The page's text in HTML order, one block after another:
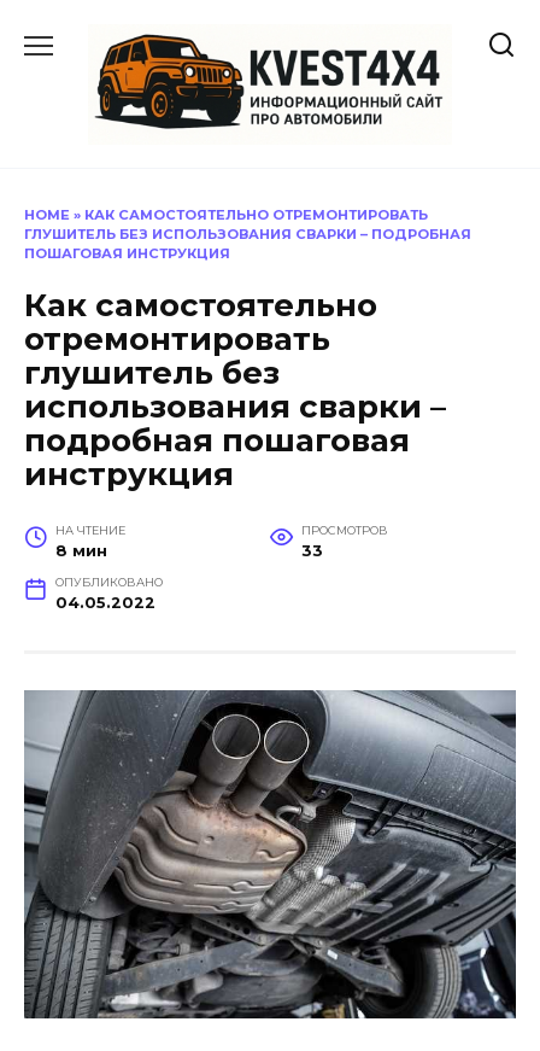
содержанию
HOME » КАК САМОСТОЯТЕЛЬНО ОТРЕМОНТИРОВАТЬ
ГЛУШИТЕЛЬ БЕЗ ИСПОЛЬЗОВАНИЯ СВАРКИ – ПОДРОБНАЯ
ПОШАГОВАЯ ИНСТРУКЦИЯ
Как самостоятельно
отремонтировать
глушитель без
использования сварки –
подробная пошаговая
инструкция
НА ЧТЕНИЕ
8 мин
ПРОСМОТРОВ
33
ОПУБЛИКОВАНО
04.05.2022